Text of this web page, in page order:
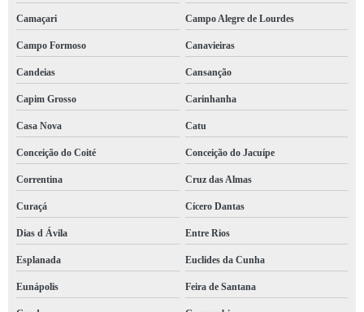
Camaçari Campo Alegre de Lourdes
Campo Formoso Canavieiras
Candeias Cansanção
Capim Grosso Carinhanha
Casa Nova Catu
Conceição do Coité Conceição do Jacuípe
Correntina Cruz das Almas
Curaçá Cícero Dantas
Dias d Ávila Entre Rios
Esplanada Euclides da Cunha
Eunápolis Feira de Santana